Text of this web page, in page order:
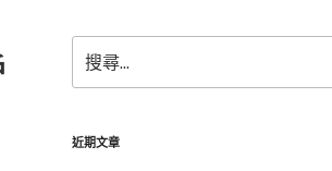
尋
關
字:
近期文章